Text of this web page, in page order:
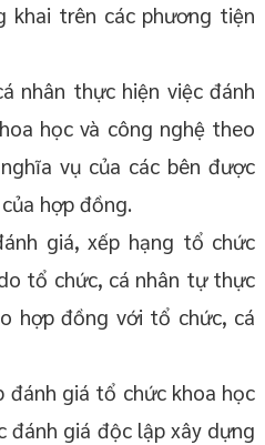
khai trên các phương tiện
nhân thực hiện việc đánh
học và công nghệ theo
vụ của các bên được
hợp đồng.
giá, xếp hạng tổ chức
tổ chức, cá nhân tự thực
hợp đồng với tổ chức, cá
đánh giá tổ chức khoa học
đánh giá độc lập xây dựng